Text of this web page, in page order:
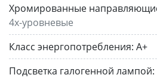
Хромированные
4х-уровневые
Класс энергопотребления: А+
Подсветка галогенной лампой: